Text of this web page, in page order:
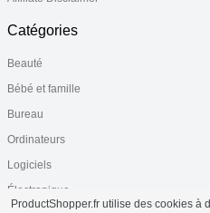
Catégories
Beauté
Bébé et famille
Bureau
Ordinateurs
Logiciels
Électronique
ProductShopper.fr utilise des cookies à